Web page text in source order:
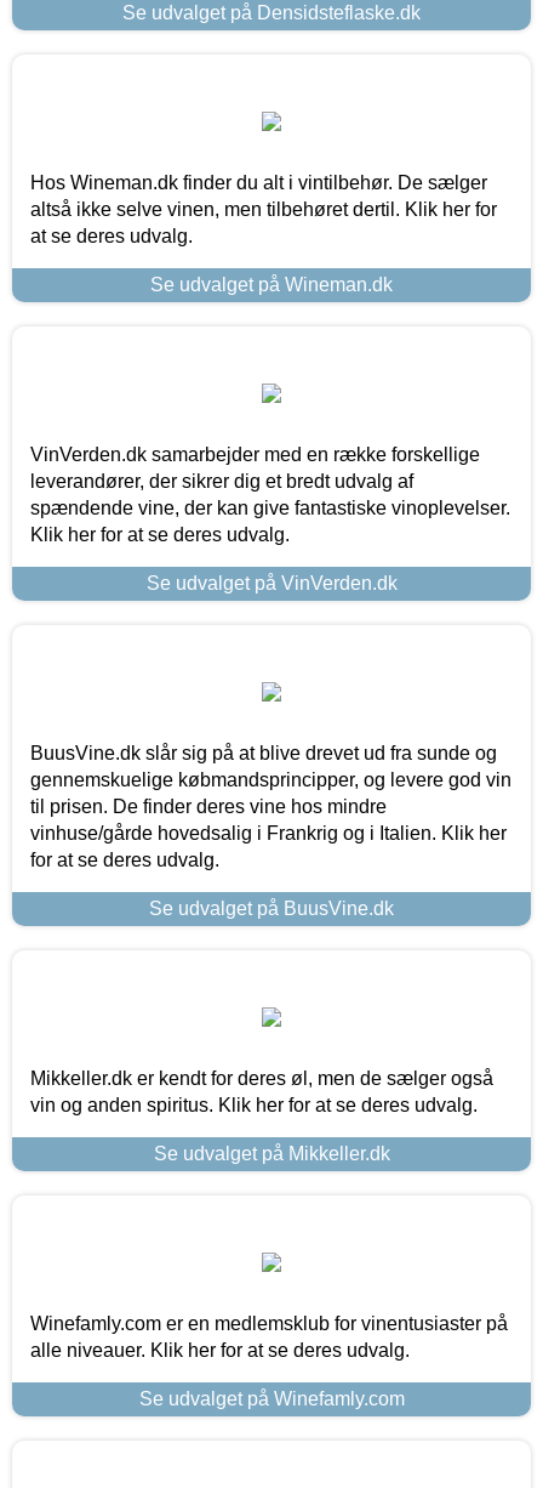
Se udvalget på Densidsteflaske.dk
Hos Wineman.dk finder du alt i vintilbehør. De sælger
altså ikke selve vinen, men tilbehøret dertil. Klik her for
at se deres udvalg.
Se udvalget på Wineman.dk
VinVerden.dk samarbejder med en række forskellige
leverandører, der sikrer dig et bredt udvalg af
spændende vine, der kan give fantastiske vinoplevelser.
Klik her for at se deres udvalg.
Se udvalget på VinVerden.dk
BuusVine.dk slår sig på at blive drevet ud fra sunde og
gennemskuelige købmandsprincipper, og levere god vin
til prisen. De finder deres vine hos mindre
vinhuse/gårde hovedsalig i Frankrig og i Italien. Klik her
for at se deres udvalg.
Se udvalget på BuusVine.dk
Mikkeller.dk er kendt for deres øl, men de sælger også
vin og anden spiritus. Klik her for at se deres udvalg.
Se udvalget på Mikkeller.dk
Winefamly.com er en medlemsklub for vinentusiaster på
alle niveauer. Klik her for at se deres udvalg.
Se udvalget på Winefamly.com